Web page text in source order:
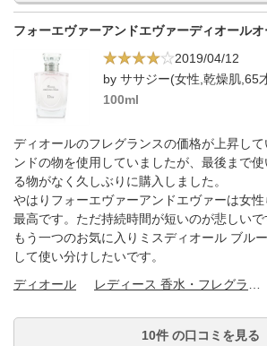
フォーエヴァーアンドエヴァーディオール
2019/04/12
by ササジー(女性,乾燥肌,65
100ml
ディオールのフレグランスの価格が上昇し
ンドの物を使用していましたが、最後まで
る物がなく久しぶりに購入しました。
やはりフォーエヴァーアンドエヴァーは女
最高です。ただ持続時間が短いのが悲しいで
もう一つのお気に入りミスディオール ブル
して使い分けしたいです。
ディオール
10件 の口コミを見る